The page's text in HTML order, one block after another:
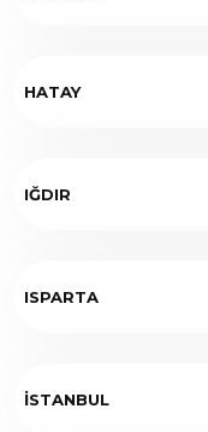
HATAY
IĞDIR
ISPARTA
İSTANBUL